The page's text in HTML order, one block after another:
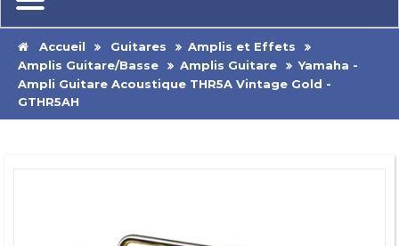
Accueil Guitares
Amplis et Effets
Amplis Guitare/Basse
Amplis Guitare
Yamaha -
Ampli Guitare Acoustique THR5A Vintage Gold -
GTHR5AH